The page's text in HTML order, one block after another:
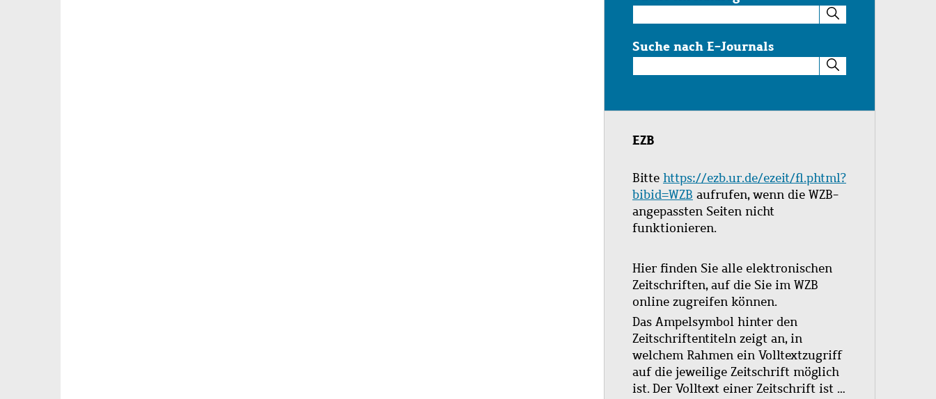
im
Katalog
Suche nach E-Journals
nach
Journals
EZB
Bitte https://ezb.ur.de/ezeit/fl.phtml?
bibid=WZB aufrufen, wenn die WZB-
angepassten Seiten nicht
funktionieren.
Hier finden Sie alle elektronischen
Zeitschriften, auf die Sie im WZB
online zugreifen können.
Das Ampelsymbol hinter den
Zeitschriftentiteln zeigt an, in
welchem Rahmen ein Volltextzugriff
auf die jeweilige Zeitschrift möglich
ist. Der Volltext einer Zeitschrift ist …